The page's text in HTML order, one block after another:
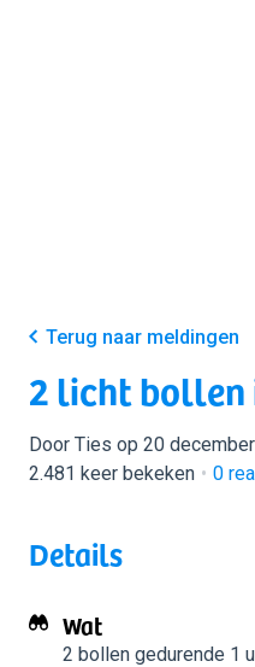
Terug naar meldingen
2 licht bollen
Door Ties op 20
2.481 keer bekeken
0
Details
Wat
2 bollen gedurende 1